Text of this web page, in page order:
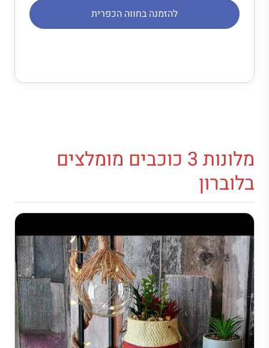
להזמנה בחווה הכפרית
מלונות 3 כוכבים מומלצים
בלוברון